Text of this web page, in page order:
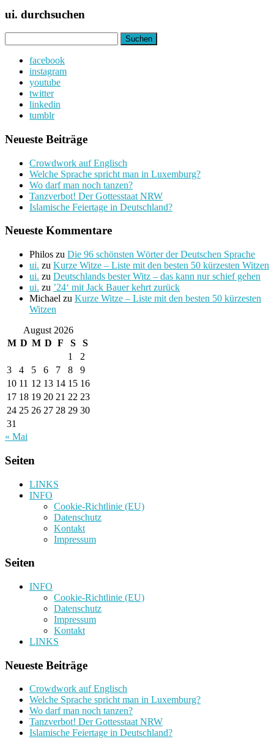
ui. durchsuchen
nach:
facebook
instagram
youtube
twitter
linkedin
tumblr
Neueste Beiträge
Crowdwork auf Englisch
Welche Sprache spricht man in Luxemburg?
Wo darf man noch tanzen?
Tanzverbot! Der Gottesstaat NRW
Islamische Feiertage in Deutschland?
Neueste Kommentare
Philos zu Die 96 schönsten Wörter der Deutschen Sprache
ui. zu Kurze Witze – Liste mit den besten 50 kürzesten Witzen
ui. zu Deutschlands bester Witz – das kann nur schief gehen
ui. zu ’24‘ mit Jack Bauer kehrt zurück
Michael zu Kurze Witze – Liste mit den besten 50 kürzesten
Witzen
August 2026
M D M D F S
S
1
2
3
4 5 6 7 8
9
10 11 12 13 14 15 16
17 18 19 20 21 22 23
24 25 26 27 28 29 30
31
« Mai
Seiten
LINKS
INFO
Cookie-Richtlinie (EU)
Datenschutz
Kontakt
Impressum
Seiten
INFO
Cookie-Richtlinie (EU)
Datenschutz
Impressum
Kontakt
LINKS
Neueste Beiträge
Crowdwork auf Englisch
Welche Sprache spricht man in Luxemburg?
Wo darf man noch tanzen?
Tanzverbot! Der Gottesstaat NRW
Islamische Feiertage in Deutschland?